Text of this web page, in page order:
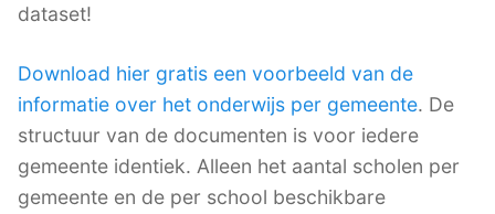
dataset!
Download hier gratis een voorbeeld van de
informatie over het onderwijs per gemeente. De
structuur van de documenten is voor iedere
gemeente identiek. Alleen het aantal scholen per
gemeente en de per school beschikbare